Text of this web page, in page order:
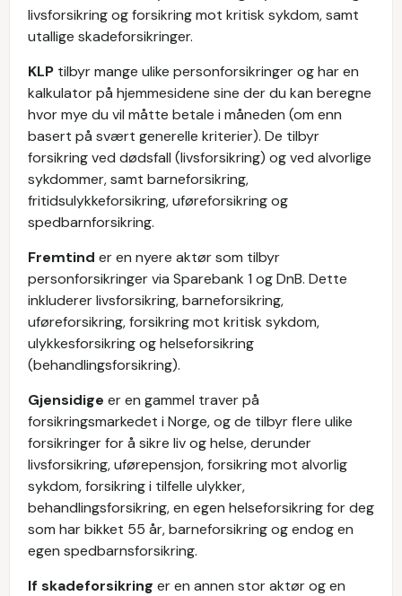
livsforsikring og forsikring mot kritisk sykdom, samt
utallige skadeforsikringer.
KLP tilbyr mange ulike personforsikringer og har en
kalkulator på hjemmesidene sine der du kan beregne
hvor mye du vil måtte betale i måneden (om enn
basert på svært generelle kriterier). De tilbyr
forsikring ved dødsfall (livsforsikring) og ved alvorlige
sykdommer, samt barneforsikring,
fritidsulykkeforsikring, uføreforsikring og
spedbarnforsikring.
Fremtind er en nyere aktør som tilbyr
personforsikringer via Sparebank 1 og DnB. Dette
inkluderer livsforsikring, barneforsikring,
uføreforsikring, forsikring mot kritisk sykdom,
ulykkesforsikring og helseforsikring
(behandlingsforsikring).
Gjensidige er en gammel traver på
forsikringsmarkedet i Norge, og de tilbyr flere ulike
forsikringer for å sikre liv og helse, derunder
livsforsikring, uførepensjon, forsikring mot alvorlig
sykdom, forsikring i tilfelle ulykker,
behandlingsforsikring, en egen helseforsikring for deg
som har bikket 55 år, barneforsikring og endog en
egen spedbarnsforsikring.
If skadeforsikring er en annen stor aktør og en